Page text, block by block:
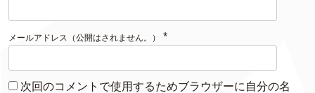
メールアドレス（公開はされません。） *
次回のコメントで使用するためブラウザーに自分の名